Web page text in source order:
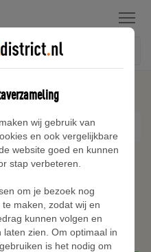
Menu
Wit
wij gebruik van
en ook vergelijkbare
website goed en kunnen
stap verbeteren.
om je bezoek nog
maken, zodat wij en
kunnen volgen en
zien. Om optimaal in
is het nodig om